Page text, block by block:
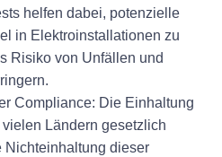
helfen dabei, potenzielle
in Elektroinstallationen zu
Risiko von Unfällen und
Compliance: Die Einhaltung
Ländern gesetzlich
Nichteinhaltung dieser